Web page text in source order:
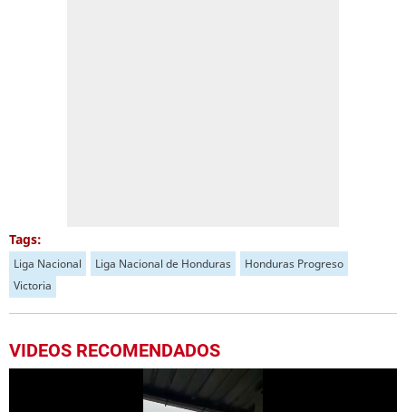
Tags:
Liga Nacional Liga Nacional de Honduras
Honduras Progreso
Victoria
VIDEOS RECOMENDADOS